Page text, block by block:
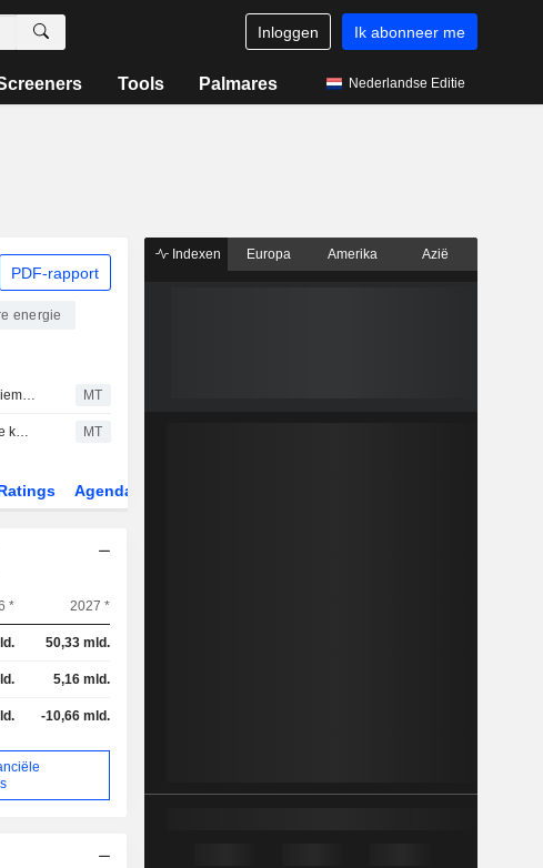
Inloggen Ik abonneer me
Tools Palmares Nederlandse Editie
PDF-rapport
energie
Berenberg stelt ramingen Siemens Energy bij na recordkwartaal; koopadvies gehandhaafd MT
Mwb: 'Indrukwekkend' derde kwartaal Siemens Energy al ingeprijsd; verkoopadvies gehandhaafd MT
Agenda
* 2027 *
50,33 mld.
5,16 mld.
-10,66 mld.
Indexen Europa Amerika Azië